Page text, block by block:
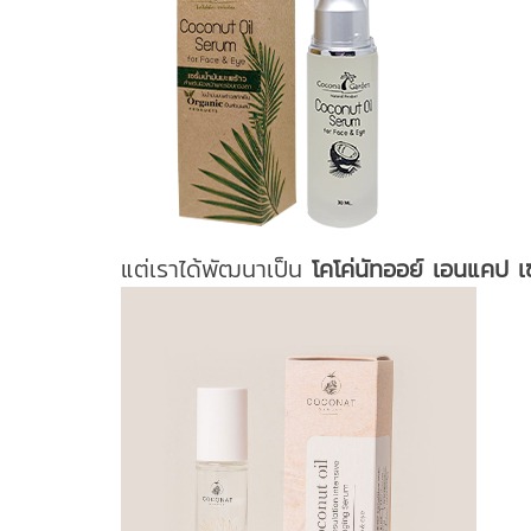
แต่เราได้พัฒนาเป็น โคโค่นัทออย์ เอนแคป